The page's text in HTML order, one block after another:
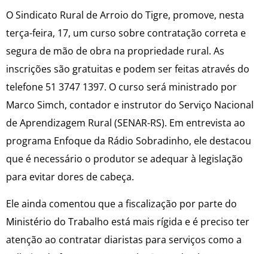
O Sindicato Rural de Arroio do Tigre, promove, nesta
terça-feira, 17, um curso sobre contratação correta e
segura de mão de obra na propriedade rural. As
inscrições são gratuitas e podem ser feitas através do
telefone 51 3747 1397. O curso será ministrado por
Marco Simch, contador e instrutor do Serviço Nacional
de Aprendizagem Rural (SENAR-RS). Em entrevista ao
programa Enfoque da Rádio Sobradinho, ele destacou
que é necessário o produtor se adequar à legislação
para evitar dores de cabeça.
Ele ainda comentou que a fiscalização por parte do
Ministério do Trabalho está mais rígida e é preciso ter
atenção ao contratar diaristas para serviços como a